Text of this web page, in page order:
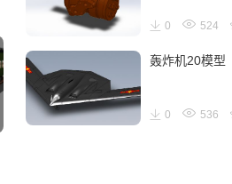
0 524
轰炸机20模型
0 536